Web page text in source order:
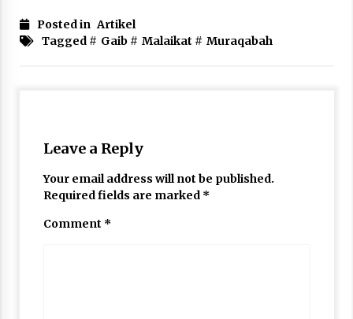
Posted in Artikel
Tagged # Gaib# Malaikat # Muraqabah
Leave a Reply
Your email address will not be published.
Required fields are marked *
Comment *